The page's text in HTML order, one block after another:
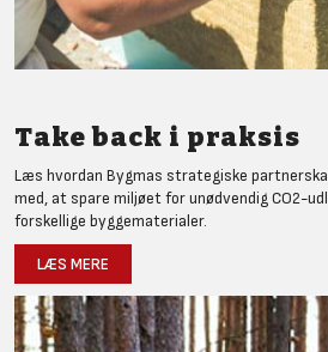
Take back i praksis
Læs hvordan Bygmas strategiske
med, at spare miljøet for unødvendig CO2-
forskellige byggematerialer.
LÆS MERE